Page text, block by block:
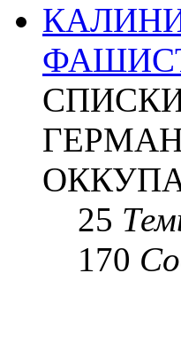
25
170